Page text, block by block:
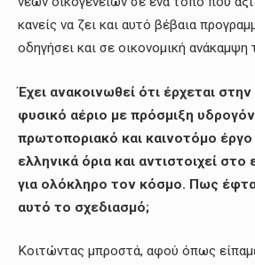
κανείς να ζει και αυτό βέβαια
οδηγήσει και σε οικονομική
Έχει ανακοινωθεί ότι έρχεται
φυσικό αέριο με πρόσμιξη
πρωτοποριακό και καινοτόμο
ελληνικά όρια και αντιστοιχεί
για ολόκληρο τον κόσμο. Πως
αυτό το σχεδιασμό;
Κοιτώντας μπροστά, αφού όπως